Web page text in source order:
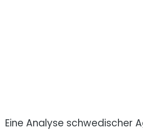
Eine Analyse schwedischer